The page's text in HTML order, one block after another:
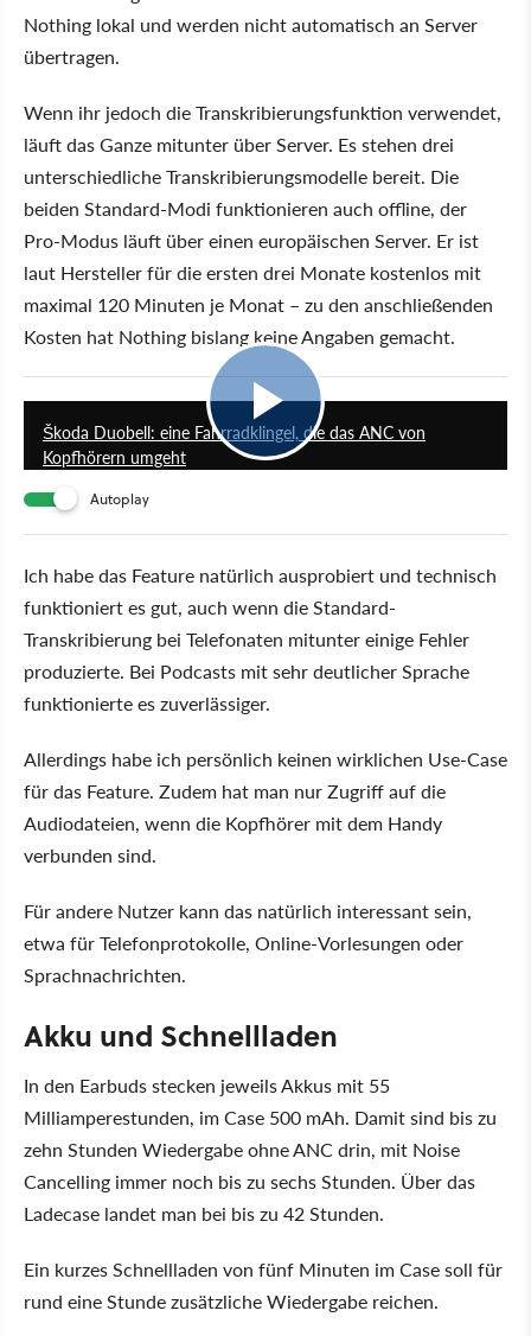
Nothing lokal und werden nicht automatisch an Server
übertragen.
Wenn ihr jedoch die Transkribierungsfunktion verwendet,
läuft das Ganze mitunter über Server. Es stehen drei
unterschiedliche Transkribierungsmodelle bereit. Die
beiden Standard-Modi funktionieren auch offline, der
Pro-Modus läuft über einen europäischen Server. Er ist
laut Hersteller für die ersten drei Monate kostenlos mit
maximal 120 Minuten je Monat – zu den anschließenden
Kosten hat Nothing bislang keine Angaben gemacht.
2:52
Škoda Duobell: eine Fahrradklingel, die das ANC von
Kopfhörern umgeht
Autoplay
Ich habe das Feature natürlich ausprobiert und technisch
funktioniert es gut, auch wenn die Standard-
Transkribierung bei Telefonaten mitunter einige Fehler
produzierte. Bei Podcasts mit sehr deutlicher Sprache
funktionierte es zuverlässiger.
Allerdings habe ich persönlich keinen wirklichen Use-Case
für das Feature. Zudem hat man nur Zugriff auf die
Audiodateien, wenn die Kopfhörer mit dem Handy
verbunden sind.
Für andere Nutzer kann das natürlich interessant sein,
etwa für Telefonprotokolle, Online-Vorlesungen oder
Sprachnachrichten.
Akku und Schnellladen
In den Earbuds stecken jeweils Akkus mit 55
Milliamperestunden, im Case 500 mAh. Damit sind bis zu
zehn Stunden Wiedergabe ohne ANC drin, mit Noise
Cancelling immer noch bis zu sechs Stunden. Über das
Ladecase landet man bei bis zu 42 Stunden.
Ein kurzes Schnellladen von fünf Minuten im Case soll für
rund eine Stunde zusätzliche Wiedergabe reichen.